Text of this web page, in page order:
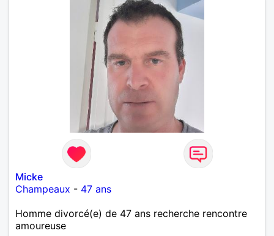
d'étude, je ne me prends pas la tête sur ce niveau.
Mon meilleurs diplôme étant le CEP certificat
d'étude primaire. Avec ce diplôme on sait que je
sais lire, écrire et compter. En raison de mes
principes je ne corresponds pas avec les
demoiselles approchant les moins de 60 ans
Micke
Champeaux - 47 ans
Homme divorcé(e) de 47 ans recherche rencontre
amoureuse